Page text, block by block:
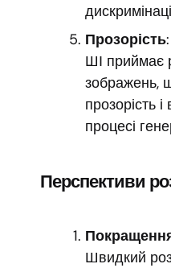
Прозорість
ШІ приймає
зображень,
прозорість і
процесі
Перспективи
Покращення
Швидкий